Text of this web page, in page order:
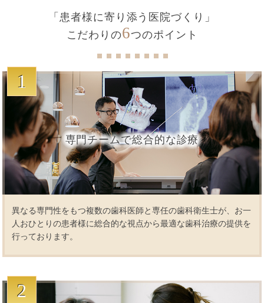
「患者様に寄り添う医院づくり」
こだわりの6つのポイント
1
専門チームで総合的な診療
異なる専門性をもつ複数の歯科医師と専任の歯科衛生士が、お一
人おひとりの患者様に総合的な視点から最適な歯科治療の提供を
行っております。
2